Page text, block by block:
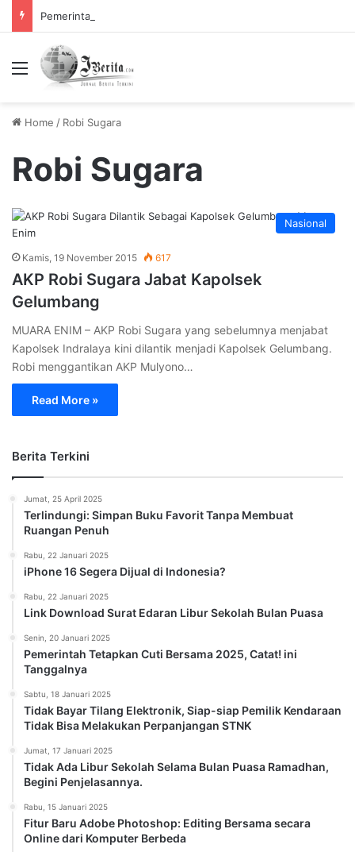
Menu
Home / Robi Sugara
Robi Sugara
Nasional
Kamis, 19 November 2015 617
AKP Robi Sugara Jabat Kapolsek
Gelumbang
MUARA ENIM – AKP Robi Sugara yang sebelumnya menjabat
Kapolsek Indralaya kini dilantik menjadi Kapolsek Gelumbang.
Robi menggantikan AKP Mulyono…
Read More »
Berita Terkini
Jumat, 25 April 2025
Terlindungi: Simpan Buku Favorit Tanpa Membuat
Ruangan Penuh
Rabu, 22 Januari 2025
iPhone 16 Segera Dijual di Indonesia?
Rabu, 22 Januari 2025
Link Download Surat Edaran Libur Sekolah Bulan Puasa
Senin, 20 Januari 2025
Pemerintah Tetapkan Cuti Bersama 2025, Catat! ini
Tanggalnya
Sabtu, 18 Januari 2025
Tidak Bayar Tilang Elektronik, Siap-siap Pemilik Kendaraan
Tidak Bisa Melakukan Perpanjangan STNK
Jumat, 17 Januari 2025
Tidak Ada Libur Sekolah Selama Bulan Puasa Ramadhan,
Begini Penjelasannya.
Rabu, 15 Januari 2025
Fitur Baru Adobe Photoshop: Editing Bersama secara
Online dari Komputer Berbeda